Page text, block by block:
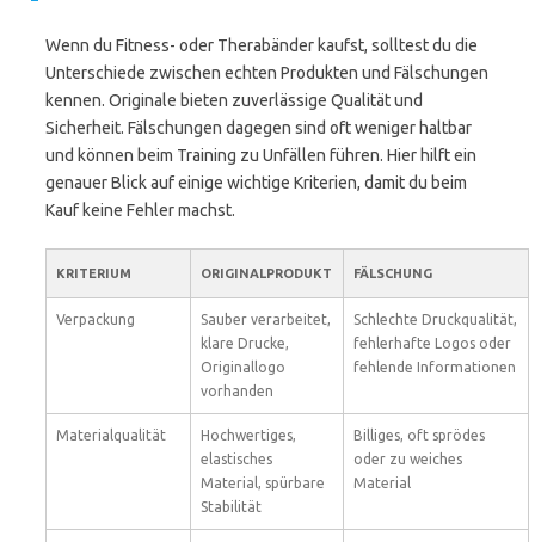
Wenn du Fitness- oder Therabänder kaufst, solltest du die
Unterschiede zwischen echten Produkten und Fälschungen
kennen. Originale bieten zuverlässige Qualität und
Sicherheit. Fälschungen dagegen sind oft weniger haltbar
und können beim Training zu Unfällen führen. Hier hilft ein
genauer Blick auf einige wichtige Kriterien, damit du beim
Kauf keine Fehler machst.
KRITERIUM ORIGINALPRODUKT FÄLSCHUNG
Verpackung
Sauber verarbeitet,
klare Drucke,
Originallogo
vorhanden
Schlechte Druckqualität,
fehlerhafte Logos oder
fehlende Informationen
Materialqualität
Hochwertiges,
elastisches
Material, spürbare
Stabilität
Billiges, oft sprödes
oder zu weiches
Material